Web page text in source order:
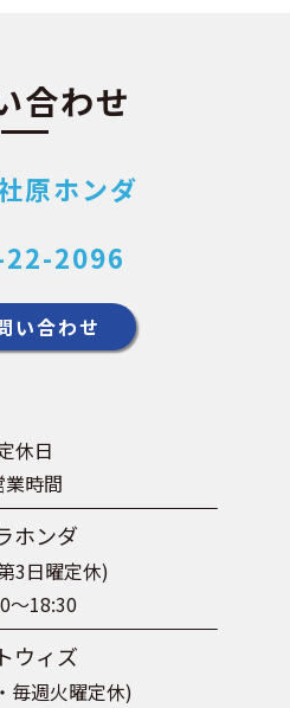
合わせ
原ホンダ
2096
い合わせ
休日
業時間
ホンダ
3日曜定休)
～18:30
ウィズ
毎週火曜定休)